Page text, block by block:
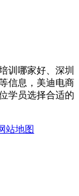
训哪家好、深圳
信息，美迪电商
学员选择合适的
站地图